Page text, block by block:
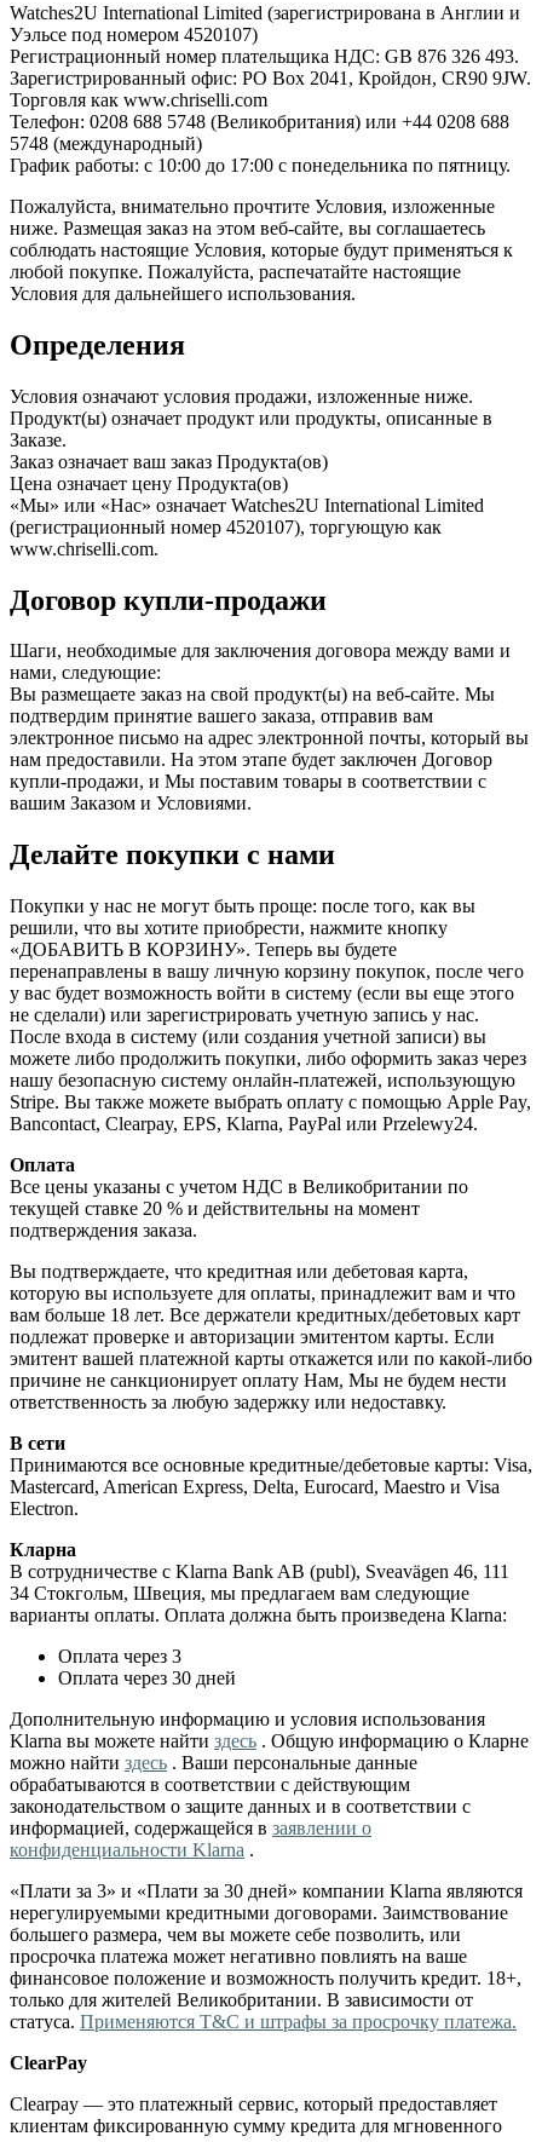
Watches2U International Limited (зарегистрирована в Англии и
Уэльсе под номером 4520107)
Регистрационный номер плательщика НДС: GB 876 326 493.
Зарегистрированный офис: PO Box 2041, Кройдон, CR90 9JW.
Торговля как www.chriselli.com
Телефон: 0208 688 5748 (Великобритания) или +44 0208 688
5748 (международный)
График работы: с 10:00 до 17:00 с понедельника по пятницу.
Пожалуйста, внимательно прочтите Условия, изложенные
ниже. Размещая заказ на этом веб-сайте, вы соглашаетесь
соблюдать настоящие Условия, которые будут применяться к
любой покупке. Пожалуйста, распечатайте настоящие
Условия для дальнейшего использования.
Определения
Условия означают условия продажи, изложенные ниже.
Продукт(ы) означает продукт или продукты, описанные в
Заказе.
Заказ означает ваш заказ Продукта(ов)
Цена означает цену Продукта(ов)
«Мы» или «Нас» означает Watches2U International Limited
(регистрационный номер 4520107), торгующую как
www.chriselli.com.
Договор купли-продажи
Шаги, необходимые для заключения договора между вами и
нами, следующие:
Вы размещаете заказ на свой продукт(ы) на веб-сайте. Мы
подтвердим принятие вашего заказа, отправив вам
электронное письмо на адрес электронной почты, который вы
нам предоставили. На этом этапе будет заключен Договор
купли-продажи, и Мы поставим товары в соответствии с
вашим Заказом и Условиями.
Делайте покупки с нами
Покупки у нас не могут быть проще: после того, как вы
решили, что вы хотите приобрести, нажмите кнопку
«ДОБАВИТЬ В КОРЗИНУ». Теперь вы будете
перенаправлены в вашу личную корзину покупок, после чего
у вас будет возможность войти в систему (если вы еще этого
не сделали) или зарегистрировать учетную запись у нас.
После входа в систему (или создания учетной записи) вы
можете либо продолжить покупки, либо оформить заказ через
нашу безопасную систему онлайн-платежей, использующую
Stripe. Вы также можете выбрать оплату с помощью Apple Pay,
Bancontact, Clearpay, EPS, Klarna, PayPal или Przelewy24.
Оплата
Все цены указаны с учетом НДС в Великобритании по
текущей ставке 20 % и действительны на момент
подтверждения заказа.
Вы подтверждаете, что кредитная или дебетовая карта,
которую вы используете для оплаты, принадлежит вам и что
вам больше 18 лет. Все держатели кредитных/дебетовых карт
подлежат проверке и авторизации эмитентом карты. Если
эмитент вашей платежной карты откажется или по какой-либо
причине не санкционирует оплату Нам, Мы не будем нести
ответственность за любую задержку или недоставку.
В сети
Принимаются все основные кредитные/дебетовые карты: Visa,
Mastercard, American Express, Delta, Eurocard, Maestro и Visa
Electron.
Кларна
В сотрудничестве с Klarna Bank AB (publ), Sveavägen 46, 111
34 Стокгольм, Швеция, мы предлагаем вам следующие
варианты оплаты. Оплата должна быть произведена Klarna:
Оплата через 3
Оплата через 30 дней
Дополнительную информацию и условия использования
Klarna вы можете найти здесь . Общую информацию о Кларне
можно найти здесь . Ваши персональные данные
обрабатываются в соответствии с действующим
законодательством о защите данных и в соответствии с
информацией, содержащейся в заявлении о
конфиденциальности Klarna .
«Плати за 3» и «Плати за 30 дней» компании Klarna являются
нерегулируемыми кредитными договорами. Заимствование
большего размера, чем вы можете себе позволить, или
просрочка платежа может негативно повлиять на ваше
финансовое положение и возможность получить кредит. 18+,
только для жителей Великобритании. В зависимости от
статуса. Применяются T&C и штрафы за просрочку платежа.
ClearPay
Clearpay — это платежный сервис, который предоставляет
клиентам фиксированную сумму кредита для мгновенного